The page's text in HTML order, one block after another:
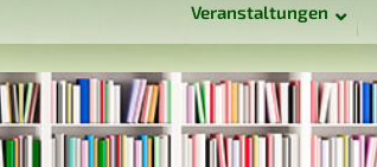
Veranstaltungen